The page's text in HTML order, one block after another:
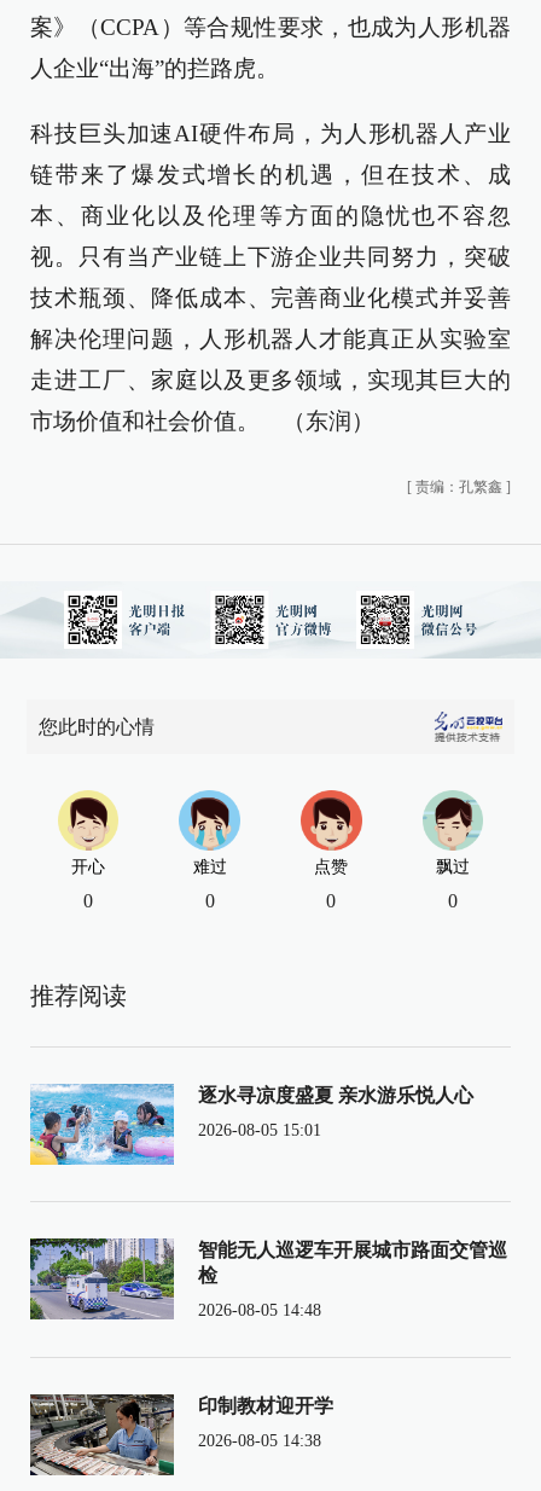
案》（CCPA）等合规性要求，也成为人形机器
人企业“出海”的拦路虎。
科技巨头加速AI硬件布局，为人形机器人产业
链带来了爆发式增长的机遇，但在技术、成
本、商业化以及伦理等方面的隐忧也不容忽
视。只有当产业链上下游企业共同努力，突破
技术瓶颈、降低成本、完善商业化模式并妥善
解决伦理问题，人形机器人才能真正从实验室
走进工厂、家庭以及更多领域，实现其巨大的
市场价值和社会价值。 （东润）
[ 责编：孔繁鑫 ]
您此时的心情
开心
0
难过
0
点赞
0
飘过
0
推荐阅读
逐水寻凉度盛夏 亲水游乐悦人心
2026-08-05 15:01
智能无人巡逻车开展城市路面交管巡
检
2026-08-05 14:48
印制教材迎开学
2026-08-05 14:38